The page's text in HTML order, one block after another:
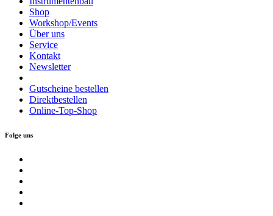
Shop
Workshop/Events
Über uns
Service
Kontakt
Newsletter
Gutscheine bestellen
Direktbestellen
Online-Top-Shop
Folge uns